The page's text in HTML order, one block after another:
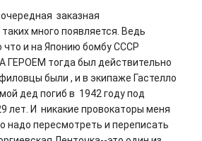
заказная
много появляется. Ведь
что и на Японию бомбу СССР
ГЕРОЕМ тогда был действительно
были , и в экипаже Гастелло
дед погиб в 1942 году под
лет. И никакие провокаторы меня
надо пересмотреть и переписать